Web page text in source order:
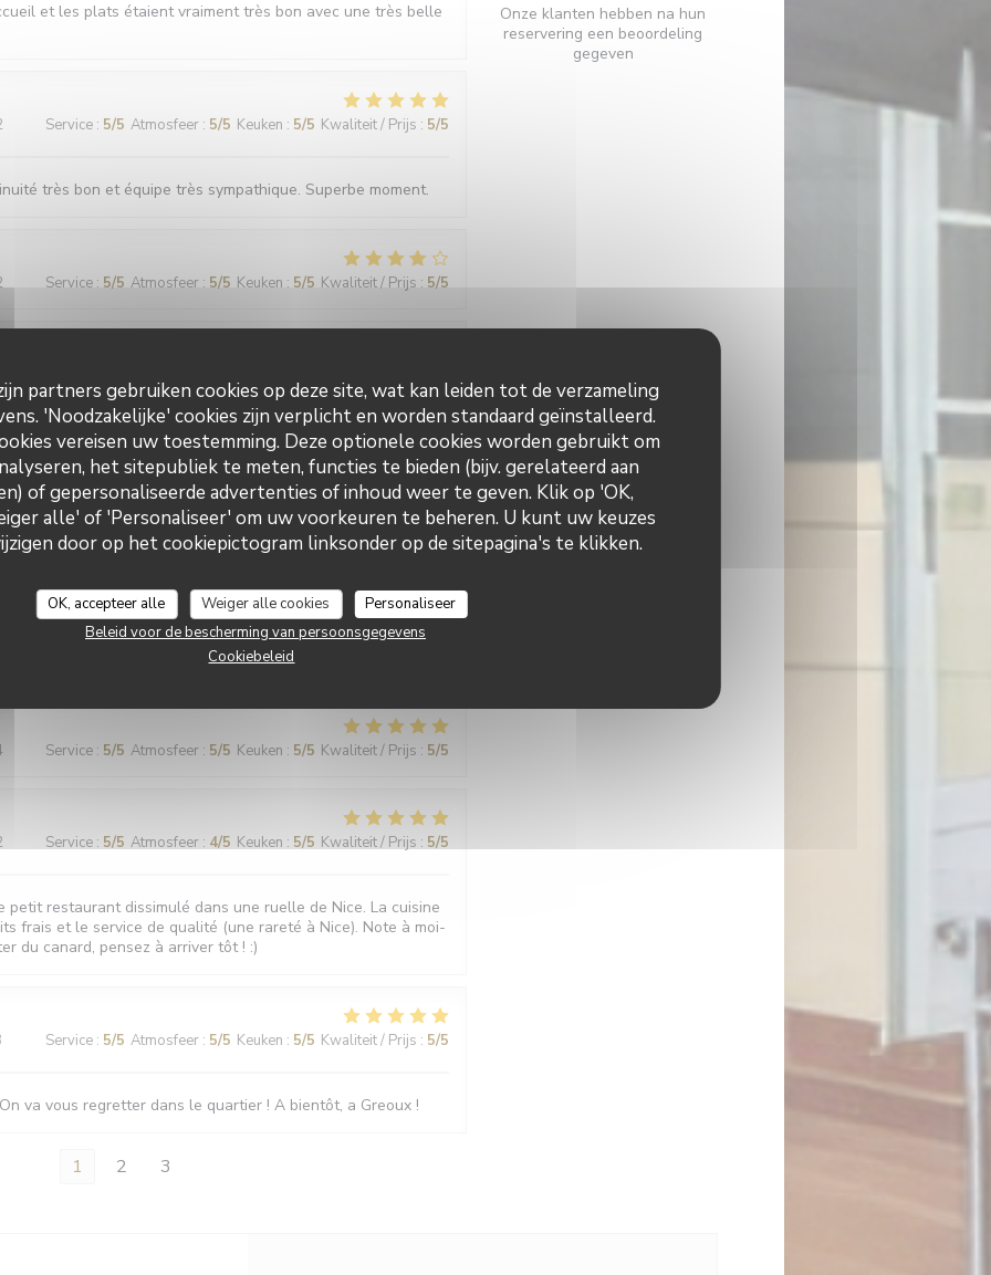
partners gebruiken cookies op deze site, wat kan leiden tot de verzameling
'Noodzakelijke' cookies zijn verplicht en worden standaard geïnstalleerd.
vereisen uw toestemming. Deze optionele cookies worden gebruikt om
het sitepubliek te meten, functies te bieden (bijv. gerelateerd aan
of gepersonaliseerde advertenties of inhoud weer te geven. Klik op 'OK,
alle' of 'Personaliseer' om uw voorkeuren te beheren. U kunt uw keuzes
door op het cookiepictogram linksonder op de sitepagina's te klikken.
OK, accepteer alle Weiger alle cookies
Personaliseer
Beleid voor de bescherming van persoonsgegevens
Cookiebeleid
et les plats étaient vraiment très bon avec une très belle
Service: 5/5 Atmosfeer: 5/5 Keuken : 5/5 Kwaliteit / Prijs : 5/5
très bon et équipe très sympathique. Superbe moment.
Service: 5/5 Atmosfeer: 5/5 Keuken : 5/5 Kwaliteit / Prijs : 5/5
Very friendly and lovely ambience
Service Atmosfeer : /5 Keuken /5 Kwaliteit / Prijs 5/5
plats traditionnels variés et riches en goût, un service très
rapport qualité-prix. Nous regrettons le prochain
actuelle et espérons des successeurs de la même
Service: 5/5 Atmosfeer: 5/5 Keuken : 5/5 Kwaliteit / Prijs : 5/5
Service: 5/5 Atmosfeer: 4/5 Keuken : 5/5 Kwaliteit / Prijs : 5/5
petit restaurant dissimulé dans une ruelle de Nice. La cuisine
frais et le service de qualité (une rareté à Nice). Note à moi-
du canard, pensez à arriver tôt ! :)
Service: 5/5 Atmosfeer: 5/5 Keuken : 5/5 Kwaliteit / Prijs : 5/5
va vous regretter dans le quartier ! A bientôt, a Greoux !
1 2 3
Onze klanten hebben na hun
reservering een beoordeling
gegeven
Le Bouchon Nice